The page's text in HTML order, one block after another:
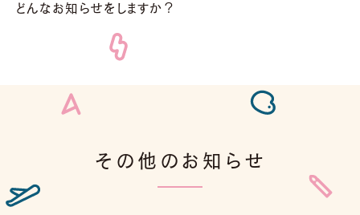
お問い合わせ
どんなお知らせをしますか？
その他のお知らせ